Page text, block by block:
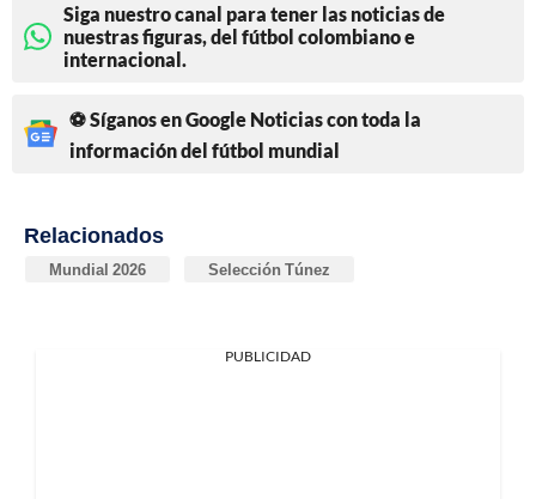
Siga nuestro canal para tener las noticias de
nuestras figuras, del fútbol colombiano e
internacional.
⚽ Síganos en Google Noticias con toda la
información del fútbol mundial
Relacionados
Mundial 2026 Selección Túnez
PUBLICIDAD